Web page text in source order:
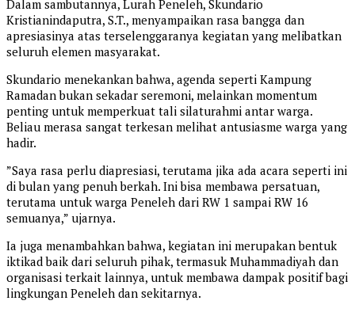
​Dalam sambutannya, Lurah Peneleh, Skundario
Kristianindaputra, S.T., menyampaikan rasa bangga dan
apresiasinya atas terselenggaranya kegiatan yang melibatkan
seluruh elemen masyarakat.
​Skundario menekankan bahwa, agenda seperti Kampung
Ramadan bukan sekadar seremoni, melainkan momentum
penting untuk memperkuat tali silaturahmi antar warga.
Beliau merasa sangat terkesan melihat antusiasme warga yang
hadir.
​”Saya rasa perlu diapresiasi, terutama jika ada acara seperti ini
di bulan yang penuh berkah. Ini bisa membawa persatuan,
terutama untuk warga Peneleh dari RW 1 sampai RW 16
semuanya,” ujarnya.
​Ia juga menambahkan bahwa, kegiatan ini merupakan bentuk
iktikad baik dari seluruh pihak, termasuk Muhammadiyah dan
organisasi terkait lainnya, untuk membawa dampak positif bagi
lingkungan Peneleh dan sekitarnya.